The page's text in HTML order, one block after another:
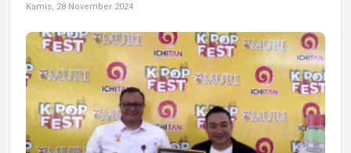
Kamis, 28 November 2024